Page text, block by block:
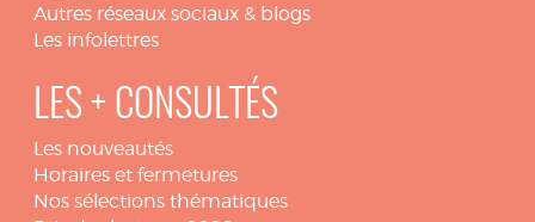
Autres réseaux sociaux & blogs
Les infolettres
LES + CONSULTÉS
Les nouveautés
Horaires et fermetures
Nos sélections thématiques